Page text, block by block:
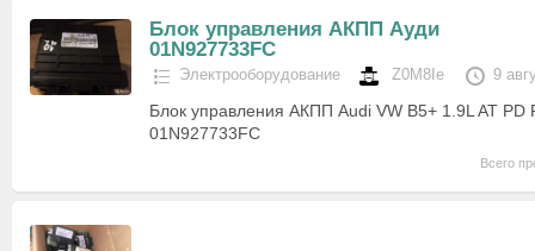
Блок управления АКПП Ауди
01N927733FC
Электрооборудование Z0M8Ie 9
Блок управления АКПП Audi VW B5+ 1.9L AT PD
01N927733FC
Всего